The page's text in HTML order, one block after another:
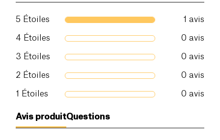
5 Étoiles 1 avis
4 Étoiles 0 avis
3 Étoiles 0 avis
2 Étoiles 0 avis
1 Étoiles 0 avis
Avis produitQuestions